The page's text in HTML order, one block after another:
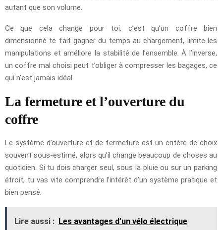
autant que son volume.
Ce que cela change pour toi, c’est qu’un coffre bien
dimensionné te fait gagner du temps au chargement, limite les
manipulations et améliore la stabilité de l’ensemble. À l’inverse,
un coffre mal choisi peut t’obliger à compresser les bagages, ce
qui n’est jamais idéal.
La fermeture et l’ouverture du
coffre
Le système d’ouverture et de fermeture est un critère de choix
souvent sous-estimé, alors qu’il change beaucoup de choses au
quotidien. Si tu dois charger seul, sous la pluie ou sur un parking
étroit, tu vas vite comprendre l’intérêt d’un système pratique et
bien pensé.
Lire aussi : Les avantages d’un vélo électrique